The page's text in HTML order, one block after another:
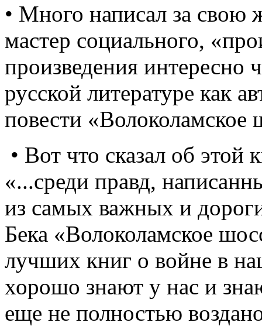
• Много написал за свою
мастер социального,
произведения интересно
русской литературе как
повести «Волоколамское
• Вот что сказал об
«...среди правд,
из самых важных и
Бека «Волоколамское
лучших книг о войне в
хорошо знают у нас и
еще не полностью